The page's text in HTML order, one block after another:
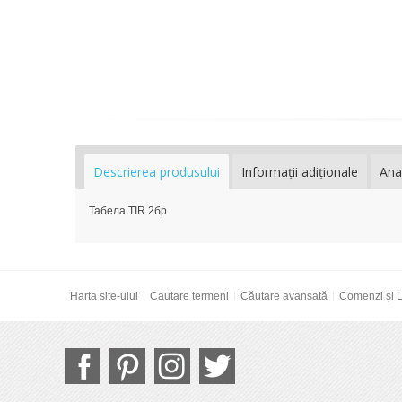
Descrierea produsului Informaţii adiţionale
Табела TIR 2бр
Harta site-ului Cautare termeni Căutare avansată Comenzi și